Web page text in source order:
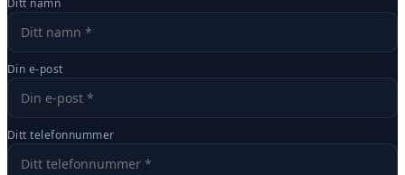
Din e-post
Ditt telefonnummer